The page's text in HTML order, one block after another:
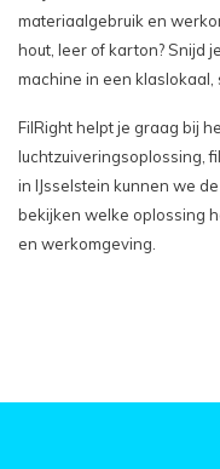
materiaalgebruik en
hout, leer of karton? Snijd
machine in een
FilRight helpt je graag bij
luchtzuiveringsoplossing,
in IJsselstein kunnen we
bekijken welke oplossing
en werkomgeving.